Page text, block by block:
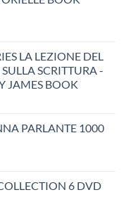
LA LEZIONE DEL
SCRITTURA -
JAMES BOOK
PARLANTE 1000
6 DVD